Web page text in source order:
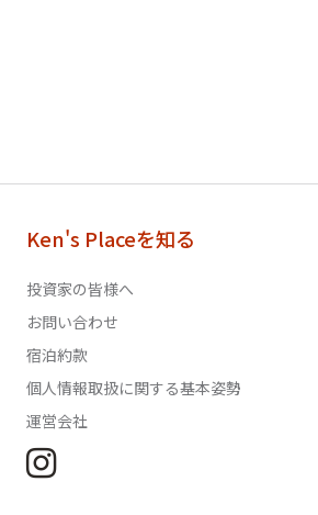
Ken's Placeを知る
投資家の皆様へ
お問い合わせ
宿泊約款
個人情報取扱に関する基本姿勢
運営会社